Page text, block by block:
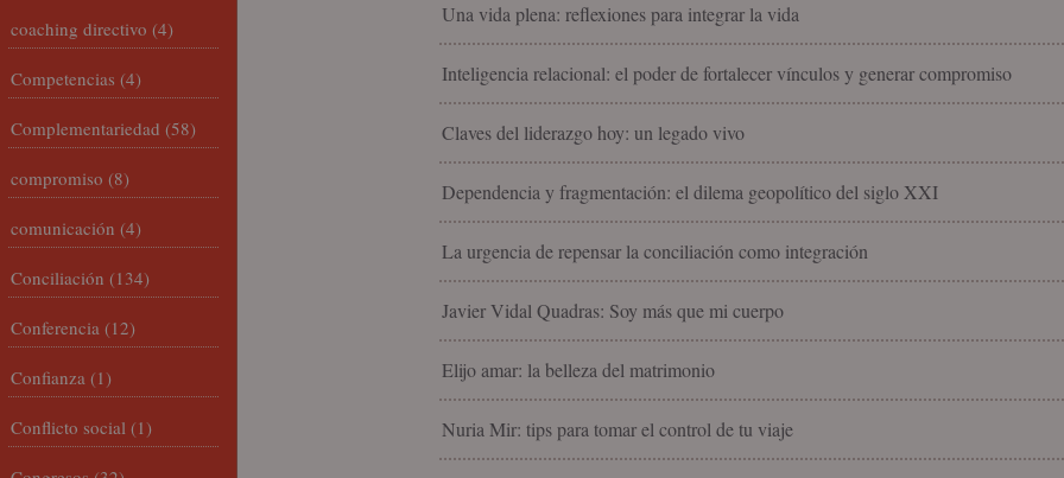
Una vida plena: reflexiones para integrar la vida
Inteligencia relacional: el poder de fortalecer vínculos y generar compromiso
Claves del liderazgo hoy: un legado vivo
Dependencia y fragmentación: el dilema geopolítico del siglo XXI
La urgencia de repensar la conciliación como integración
Javier Vidal Quadras: Soy más que mi cuerpo
Elijo amar: la belleza del matrimonio
Nuria Mir: tips para tomar el control de tu viaje
coaching directivo (4)
Competencias (4)
Complementariedad (58)
compromiso (8)
comunicación (4)
Conciliación (134)
Conferencia (12)
Confianza (1)
Conflicto social (1)